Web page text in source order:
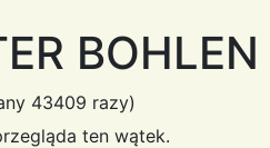
43409 razy)
ten wątek.